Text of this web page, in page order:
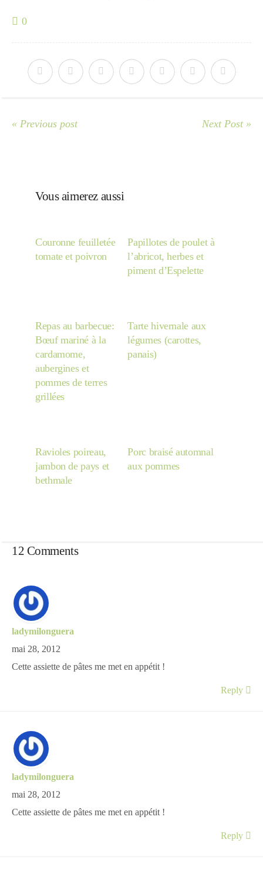
Japon
0
« Previous post Next Post »
Vous aimerez aussi
Couronne feuilletée
tomate et poivron
Papillotes de poulet à
l’abricot, herbes et
piment d’Espelette
Repas au barbecue:
Bœuf mariné à la
cardamome,
aubergines et
pommes de terres
grillées
Tarte hivernale aux
légumes (carottes,
panais)
Ravioles poireau,
jambon de pays et
bethmale
Porc braisé automnal
aux pommes
12 Comments
ladymilonguera
mai 28, 2012
Cette assiette de pâtes me met en appétit !
Reply
ladymilonguera
mai 28, 2012
Cette assiette de pâtes me met en appétit !
Reply